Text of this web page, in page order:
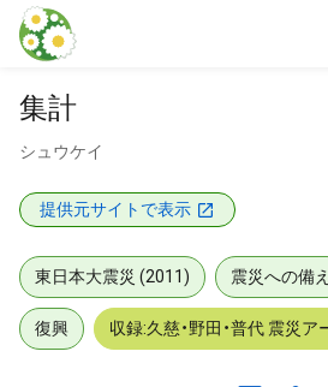
本文に飛ぶ
集計
シュウケイ
提供元サイトで表示
東日本大震災 (2011) 震災への備え
復興 収録:久慈・野田・普代 震災ア